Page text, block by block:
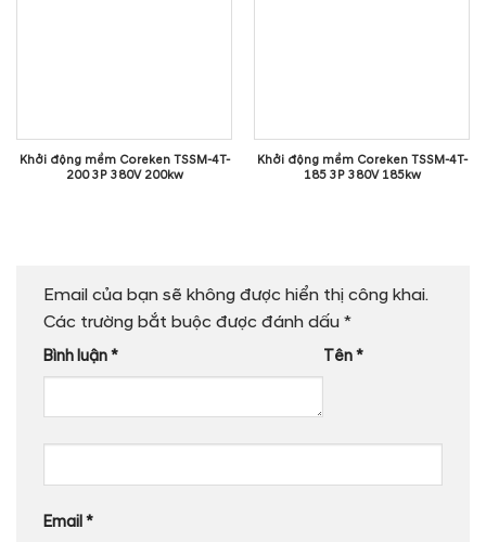
Khởi động mềm Coreken TSSM-4T-
200 3P 380V 200kw
Khởi động mềm Coreken TSSM-4T-
185 3P 380V 185kw
Email của bạn sẽ không được hiển thị công khai.
Các trường bắt buộc được đánh dấu *
Bình luận* Tên*
Email*